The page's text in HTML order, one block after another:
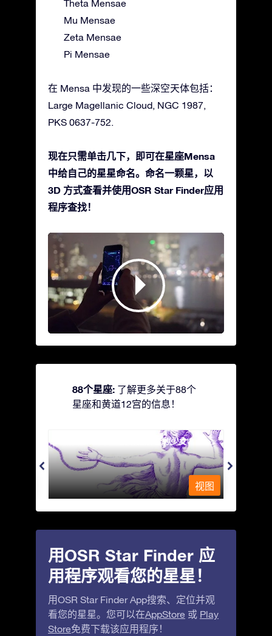
Theta Mensae
Mu Mensae
Zeta Mensae
Pi Mensae
在 Mensa 中发现的一些深空天体包括：
Large Magellanic Cloud, NGC 1987,
PKS 0637-752.
现在只需单击几下，即可在星座Mensa
中给自己的星星命名。命名一颗星，以
3D 方式查看并使用OSR Star Finder应用
程序查找！
88个星座: 了解更多关于88个
星座和黄道12宫的信息！
Andromeda - 被铁链锁着的少女
视图
用OSR Star Finder 应
用程序观看您的星星！
用OSR Star Finder App搜索、定位并观
看您的星星。您可以在AppStore 或 Play
Store免费下载该应用程序！